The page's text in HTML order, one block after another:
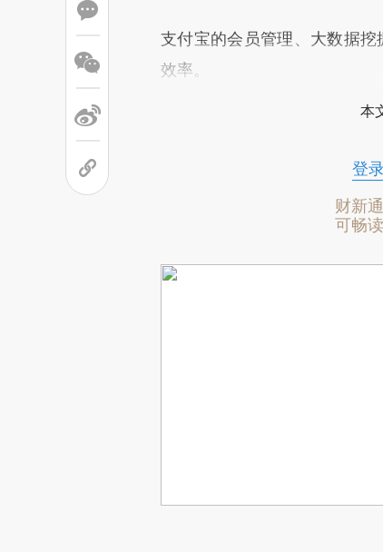
支付宝的会员管理、大数据
效率。
本
登
财新
可畅